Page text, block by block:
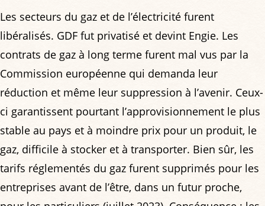
Les secteurs du gaz et de l’électricité furent
libéralisés. GDF fut privatisé et devint Engie. Les
contrats de gaz à long terme furent mal vus par la
Commission européenne qui demanda leur
réduction et même leur suppression à l’avenir. Ceux-
ci garantissent pourtant l’approvisionnement le plus
stable au pays et à moindre prix pour un produit, le
gaz, difficile à stocker et à transporter. Bien sûr, les
tarifs réglementés du gaz furent supprimés pour les
entreprises avant de l’être, dans un futur proche,